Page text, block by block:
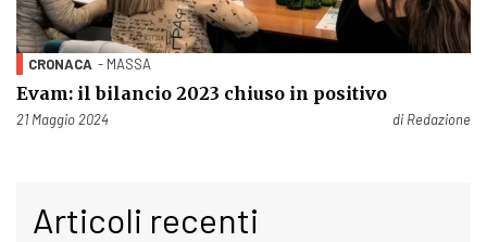
CRONACA - MASSA
Evam: il bilancio 2023 chiuso in positivo
Pubblicato il
21 Maggio 2024 di Redazione
Articoli recenti